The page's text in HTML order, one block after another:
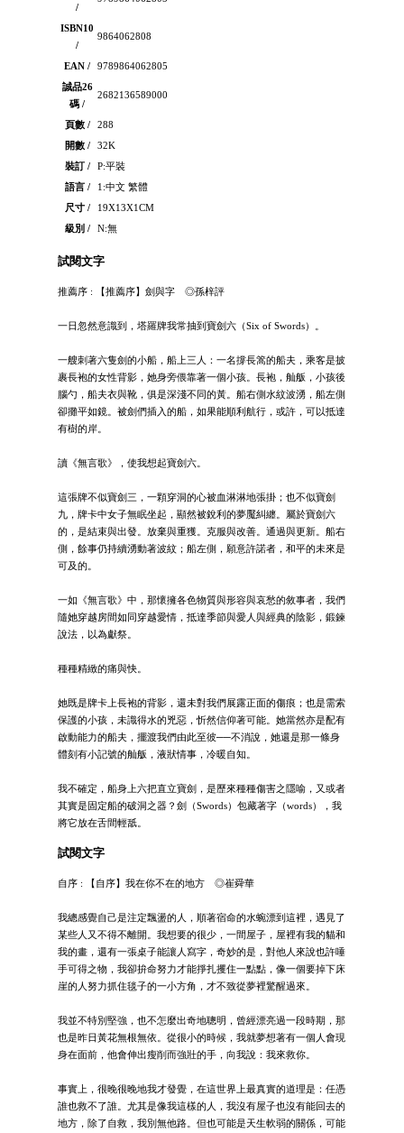
/
ISBN10
/
9864062808
EAN /
9789864062805
誠品26
碼 /
2682136589000
頁數 /
288
開數 /
32K
裝訂 /
P:平裝
語言 /
1:中文 繁體
尺寸 /
19X13X1CM
級別 /
N:無
試閱文字
推薦序 : 【推薦序】劍與字 ◎孫梓評
一日忽然意識到，塔羅牌我常抽到寶劍六（Six of Swords）。
一艘刺著六隻劍的小船，船上三人：一名撐長篙的船夫，乘客是披
裹長袍的女性背影，她身旁偎靠著一個小孩。長袍，舢舨，小孩後
腦勺，船夫衣與靴，俱是深淺不同的黃。船右側水紋波湧，船左側
卻攤平如鏡。被劍們插入的船，如果能順利航行，或許，可以抵達
有樹的岸。
讀《無言歌》，使我想起寶劍六。
這張牌不似寶劍三，一顆穿洞的心被血淋淋地張掛；也不似寶劍
九，牌卡中女子無眠坐起，顯然被銳利的夢魘糾纏。屬於寶劍六
的，是結束與出發。放棄與重獲。克服與改善。通過與更新。船右
側，餘事仍持續湧動著波紋；船左側，願意許諾者，和平的未來是
可及的。
一如《無言歌》中，那懷擁各色物質與形容與哀愁的敘事者，我們
隨她穿越房間如同穿越愛情，抵達季節與愛人與經典的陰影，鍛鍊
說法，以為獻祭。
種種精緻的痛與快。
她既是牌卡上長袍的背影，還未對我們展露正面的傷痕；也是需索
保護的小孩，未識得水的兇惡，忻然信仰著可能。她當然亦是配有
啟動能力的船夫，擺渡我們由此至彼──不消說，她還是那一條身
體刻有小記號的舢舨，液狀情事，冷暖自知。
我不確定，船身上六把直立寶劍，是歷來種種傷害之隱喻，又或者
其實是固定船的破洞之器？劍（Swords）包藏著字（words），我
將它放在舌間輕舐。
試閱文字
自序 : 【自序】我在你不在的地方 ◎崔舜華
我總感覺自己是注定飄盪的人，順著宿命的水蜿漂到這裡，遇見了
某些人又不得不離開。我想要的很少，一間屋子，屋裡有我的貓和
我的畫，還有一張桌子能讓人寫字，奇妙的是，對他人來說也許唾
手可得之物，我卻拚命努力才能掙扎攫住一點點，像一個要掉下床
崖的人努力抓住毯子的一小方角，才不致從夢裡驚醒過來。
我並不特別堅強，也不怎麼出奇地聰明，曾經漂亮過一段時期，那
也是昨日黃花無根無依。從很小的時候，我就夢想著有一個人會現
身在面前，他會伸出瘦削而強壯的手，向我說：我來救你。
事實上，很晚很晚地我才發覺，在這世界上最真實的道理是：任憑
誰也救不了誰。尤其是像我這樣的人，我沒有屋子也沒有能回去的
地方，除了自救，我別無他路。但也可能是天生軟弱的關係，可能